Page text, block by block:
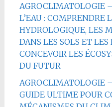
AGROCLIMATOLOGIE
L’EAU : COMPRENDRE
HYDROLOGIQUE, LES
DANS LES SOLS ET
CONCEVOIR LES
DU FUTUR
AGROCLIMATOLOGIE
GUIDE ULTIME POUR